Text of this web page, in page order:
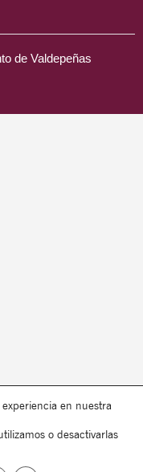
de Valdepeñas
en nuestra
o desactivarlas